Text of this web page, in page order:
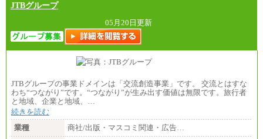
JTBグループ
05月20日更新
JTBグループの事業ドメインは「交流創造事業」です。 交流とはすな
わち“つながり”です。“つながり”が生み出す価値は無限です。旅行者
と地域、企業と地域、…
続きを読む
業種
商社/出版・マスコミ関連・広告…